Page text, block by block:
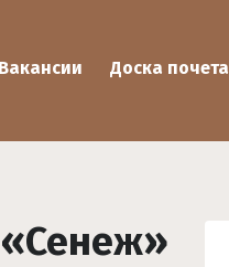
Вакансии Доска почета